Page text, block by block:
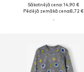
Sākotnējā cena: 14,90 €
Pēdējā zemākā cena:8,72 €